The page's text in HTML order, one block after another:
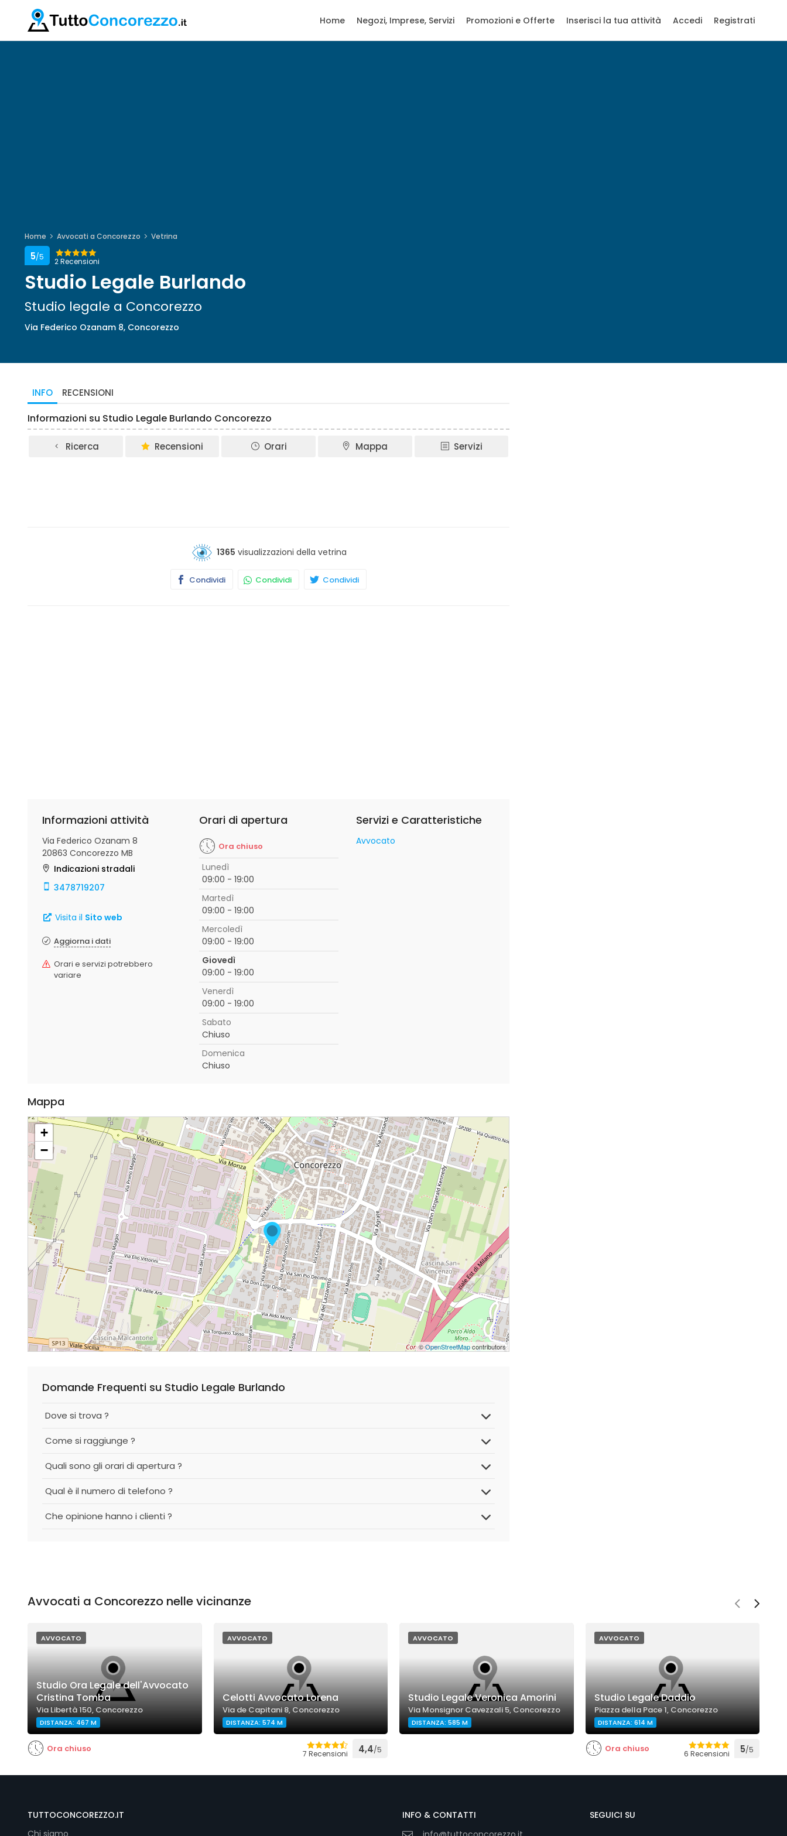
Home Negozi, Imprese, Servizi Promozioni e Offerte Inserisci la tua attività Accedi Registrati
Home Avvocati a Concorezzo Vetrina
2 Recensioni
5/5
Studio Legale Burlando
Studio legale a Concorezzo
Via Federico Ozanam 8, Concorezzo
INFO RECENSIONI
Informazioni su Studio Legale Burlando Concorezzo
Ricerca Recensioni Orari Mappa Servizi
1365 visualizzazioni della vetrina
Condividi Condividi Condividi
Informazioni attività
Via Federico Ozanam 8
20863 Concorezzo MB
Indicazioni stradali
3478719207
Visita il Sito web
Aggiorna i dati
Orari e servizi potrebbero
variare
Orari di apertura
Ora chiuso
Lunedì
09:00 - 19:00
Martedì
09:00 - 19:00
Mercoledì
09:00 - 19:00
Giovedì
09:00 - 19:00
Venerdì
09:00 - 19:00
Sabato
Chiuso
Domenica
Chiuso
Servizi e Caratteristiche
Avvocato
Mappa
+
−
©OpenStreetMapcontributors
Domande Frequenti su Studio Legale Burlando
Dove si trova ?
Come si raggiunge ?
Quali sono gli orari di apertura ?
Qual è il numero di telefono ?
Che opinione hanno i clienti ?
Avvocati a Concorezzo nelle vicinanze
AVVOCATO
Studio Ora Legale dell'Avvocato
Cristina Tomba
Via Libertà 150, Concorezzo
DISTANZA: 467 M
Ora chiuso
AVVOCATO
Celotti Avvocato Lorena
Via de Capitani 8, Concorezzo
DISTANZA: 574 M
7 Recensioni 4,4/5
AVVOCATO
Studio Legale Veronica Amorini
Via Monsignor Cavezzali 5, Concorezzo
DISTANZA: 585 M
AVVOCATO
Studio Legale Daddio
Piazza della Pace 1, Concorezzo
DISTANZA: 614 M
Ora chiuso 6 Recensioni 5/5
TUTTOCONCOREZZO.IT
Chi siamo
INFO & CONTATTI
SEGUICI SU